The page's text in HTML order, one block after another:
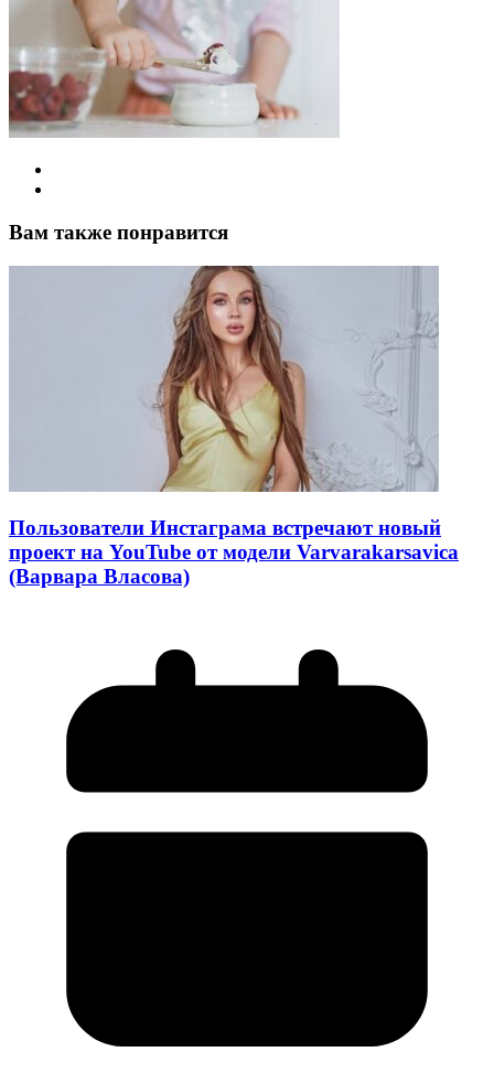
Вам также понравится
Пользователи Инстаграма встречают новый
проект на YouTube от модели Varvarakarsavica
(Варвара Власова)